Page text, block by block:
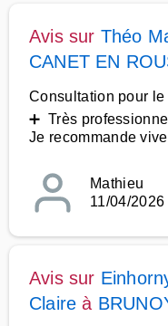
Avis sur Théo
CANET EN
Consultation pour
➕ Très
Je recommande
Mathieu
11/04/2026
Avis sur
Claire à